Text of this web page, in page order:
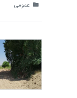
عمومی